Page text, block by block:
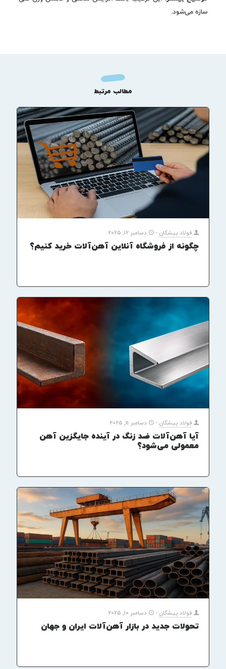
سازه می‌شود.
مطالب مرتبط
فولاد پیشگان - دسامبر 12, 2025
چگونه از فروشگاه آنلاین آهن‌آلات خرید کنیم؟
فولاد پیشگان - دسامبر 11, 2025
آیا آهن‌آلات ضد زنگ در آینده جایگزین آهن
معمولی می‌شود؟
فولاد پیشگان - دسامبر 10, 2025
تحولات جدید در بازار آهن‌آلات ایران و جهان